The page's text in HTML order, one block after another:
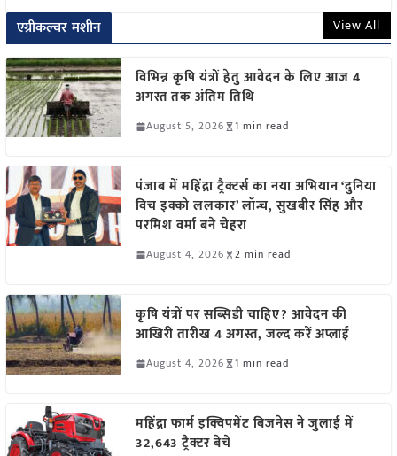
एग्रीकल्चर मशीन View All
विभिन्न कृषि यंत्रों हेतु आवेदन के लिए आज 4
अगस्त तक अंतिम तिथि
August 5, 2026 1 min read
पंजाब में महिंद्रा ट्रैक्टर्स का नया अभियान ‘दुनिया
विच इक्को ललकार’ लॉन्च, सुखबीर सिंह और
परमिश वर्मा बने चेहरा
August 4, 2026 2 min read
कृषि यंत्रों पर सब्सिडी चाहिए? आवेदन की
आखिरी तारीख 4 अगस्त, जल्द करें अप्लाई
August 4, 2026 1 min read
महिंद्रा फार्म इक्विपमेंट बिजनेस ने जुलाई में
32,643 ट्रैक्टर बेचे